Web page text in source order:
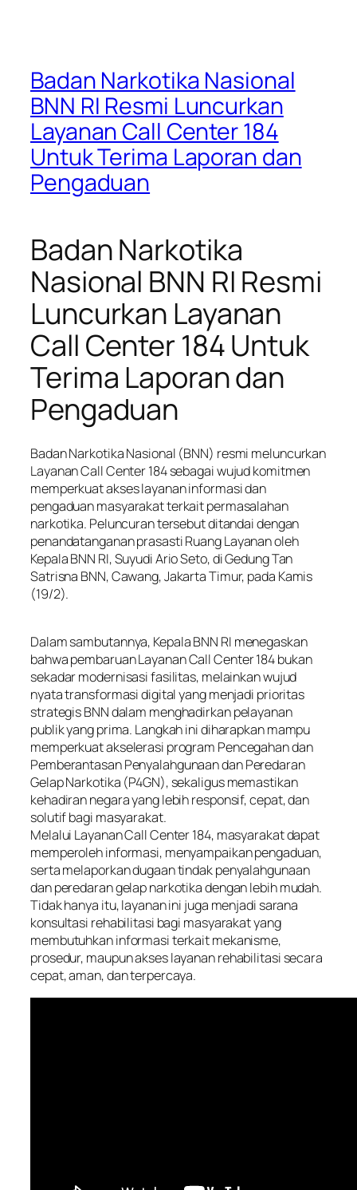
Badan Narkotika Nasional
BNN RI Resmi Luncurkan
Layanan Call Center 184
Untuk Terima Laporan dan
Pengaduan
Badan Narkotika
Nasional BNN RI Resmi
Luncurkan Layanan
Call Center 184 Untuk
Terima Laporan dan
Pengaduan
Badan Narkotika Nasional (BNN) resmi meluncurkan
Layanan Call Center 184 sebagai wujud komitmen
memperkuat akses layanan informasi dan
pengaduan masyarakat terkait permasalahan
narkotika. Peluncuran tersebut ditandai dengan
penandatanganan prasasti Ruang Layanan oleh
Kepala BNN RI, Suyudi Ario Seto, di Gedung Tan
Satrisna BNN, Cawang, Jakarta Timur, pada Kamis
(19/2).
Dalam sambutannya, Kepala BNN RI menegaskan
bahwa pembaruan Layanan Call Center 184 bukan
sekadar modernisasi fasilitas, melainkan wujud
nyata transformasi digital yang menjadi prioritas
strategis BNN dalam menghadirkan pelayanan
publik yang prima. Langkah ini diharapkan mampu
memperkuat akselerasi program Pencegahan dan
Pemberantasan Penyalahgunaan dan Peredaran
Gelap Narkotika (P4GN), sekaligus memastikan
kehadiran negara yang lebih responsif, cepat, dan
solutif bagi masyarakat.
Melalui Layanan Call Center 184, masyarakat dapat
memperoleh informasi, menyampaikan pengaduan,
serta melaporkan dugaan tindak penyalahgunaan
dan peredaran gelap narkotika dengan lebih mudah.
Tidak hanya itu, layanan ini juga menjadi sarana
konsultasi rehabilitasi bagi masyarakat yang
membutuhkan informasi terkait mekanisme,
prosedur, maupun akses layanan rehabilitasi secara
cepat, aman, dan terpercaya.